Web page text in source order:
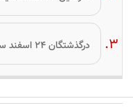
درگذشتگان ۲۴ اسفند سینما ، تئاتر و موسیقی؛ علی تجویدی